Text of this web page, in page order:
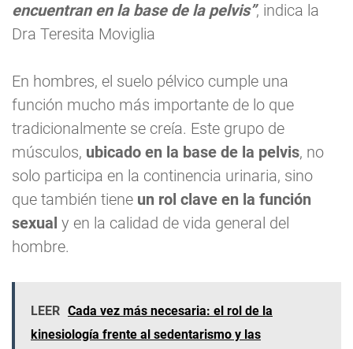
encuentran en la base de la pelvis”, indica la
Dra Teresita Moviglia
En hombres, el suelo pélvico cumple una
función mucho más importante de lo que
tradicionalmente se creía. Este grupo de
músculos, ubicado en la base de la pelvis, no
solo participa en la continencia urinaria, sino
que también tiene un rol clave en la función
sexual y en la calidad de vida general del
hombre.
LEER Cada vez más necesaria: el rol de la
kinesiología frente al sedentarismo y las